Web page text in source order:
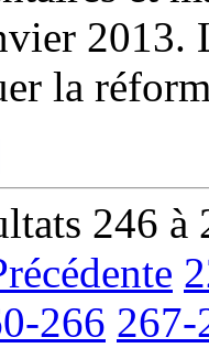
2013.
la
246 à
266 267-